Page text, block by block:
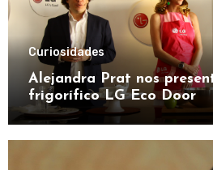
Curiosidades
Alejandra Prat nos
frigorífico LG Eco Door